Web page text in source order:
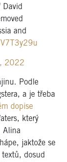
and
2022
Podle
a je třeba
dopise
který
Alina
jaktože se
dosud